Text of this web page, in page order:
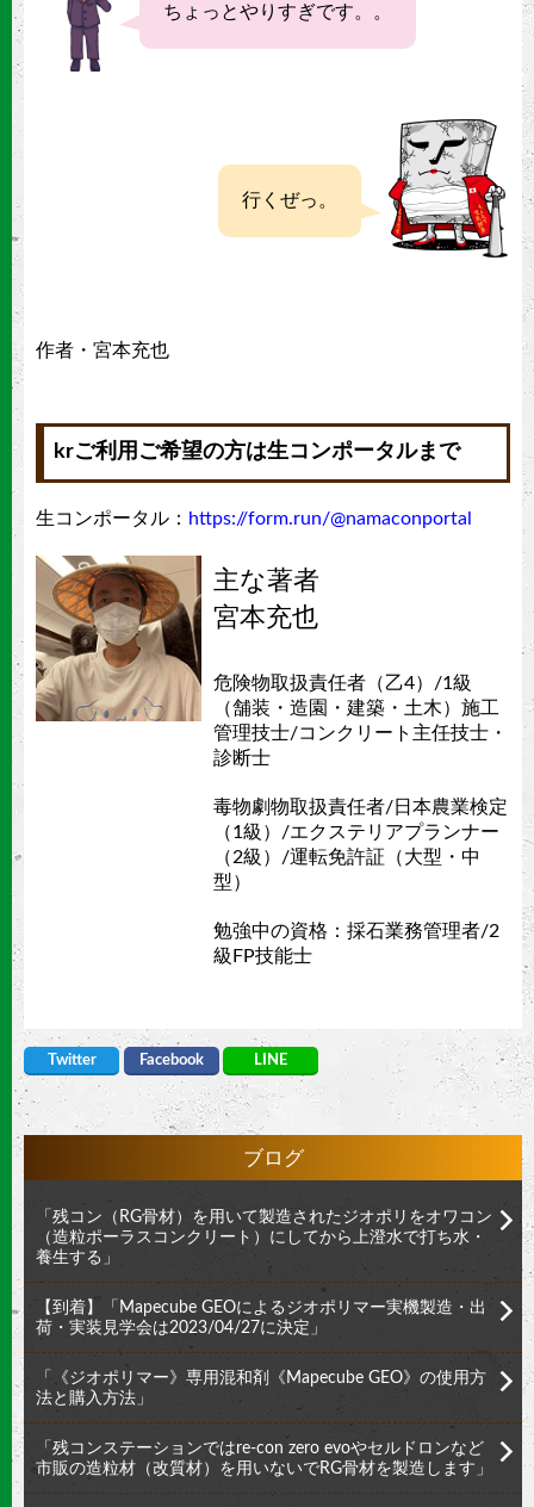
ちょっとやりすぎです。。
行くぜっ。
作者・宮本充也
krご利用ご希望の方は生コンポータルまで
生コンポータル： https://form.run/@namaconportal
主な著者
宮本充也
危険物取扱責任者（乙4）/1級
（舗装・造園・建築・土木）施工
管理技士/コンクリート主任技士・
診断士
毒物劇物取扱責任者/日本農業検定
（1級）/エクステリアプランナー
（2級）/運転免許証（大型・中
型）
勉強中の資格：採石業務管理者/2
級FP技能士
Twitter Facebook LINE
ブログ
「残コン（RG骨材）を用いて製造されたジオポリをオワコン
（造粒ポーラスコンクリート）にしてから上澄水で打ち水・
養生する」
【到着】「Mapecube GEOによるジオポリマー実機製造・出
荷・実装見学会は2023/04/27に決定」
「《ジオポリマー》専用混和剤《Mapecube GEO》の使用方
法と購入方法」
「残コンステーションではre-con zero evoやセルドロンなど
市販の造粒材（改質材）を用いないでRG骨材を製造します」